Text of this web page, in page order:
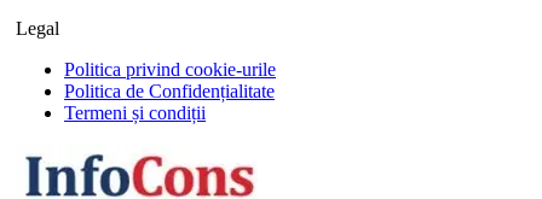
Legal
Politica privind cookie-urile
Politica de Confidențialitate
Termeni și condiții